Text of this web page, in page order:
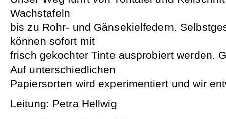
Wachstafeln
bis zu Rohr- und Gänsekielfedern.
können sofort mit
frisch gekochter Tinte ausprobiert werden.
Auf unterschiedlichen
Papiersorten wird experimentiert und wir
Leitung: Petra Hellwig